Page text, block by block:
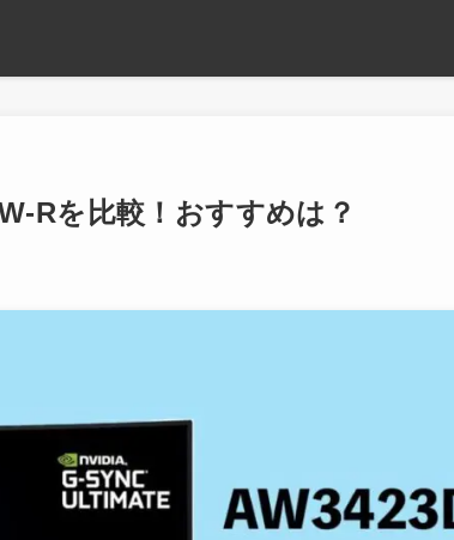
Rを比較！おすすめは？